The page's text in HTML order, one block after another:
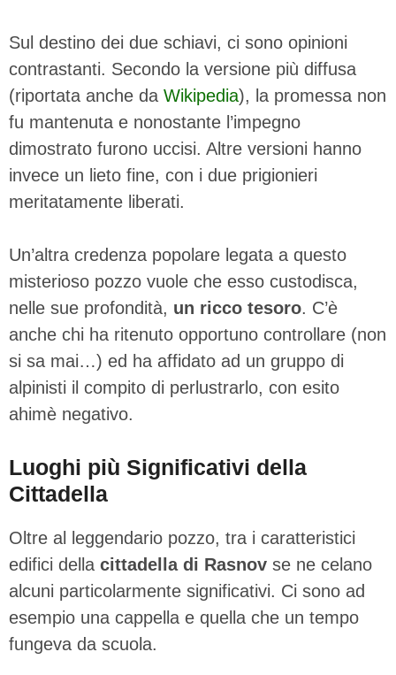
Sul destino dei due schiavi, ci sono opinioni
contrastanti. Secondo la versione più diffusa
(riportata anche da Wikipedia), la promessa non
fu mantenuta e nonostante l’impegno
dimostrato furono uccisi. Altre versioni hanno
invece un lieto fine, con i due prigionieri
meritatamente liberati.
Un’altra credenza popolare legata a questo
misterioso pozzo vuole che esso custodisca,
nelle sue profondità, un ricco tesoro. C’è
anche chi ha ritenuto opportuno controllare (non
si sa mai…) ed ha affidato ad un gruppo di
alpinisti il compito di perlustrarlo, con esito
ahimè negativo.
Luoghi più Significativi della
Cittadella
Oltre al leggendario pozzo, tra i caratteristici
edifici della cittadella di Rasnov se ne celano
alcuni particolarmente significativi. Ci sono ad
esempio una cappella e quella che un tempo
fungeva da scuola.